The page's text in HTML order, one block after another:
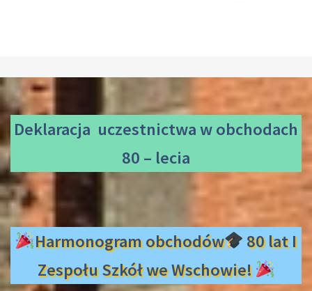
Deklaracja uczestnictwaw obchodach
80 – lecia
Harmonogram obchodów
80 lat I
Zespołu Szkół we Wschowie!